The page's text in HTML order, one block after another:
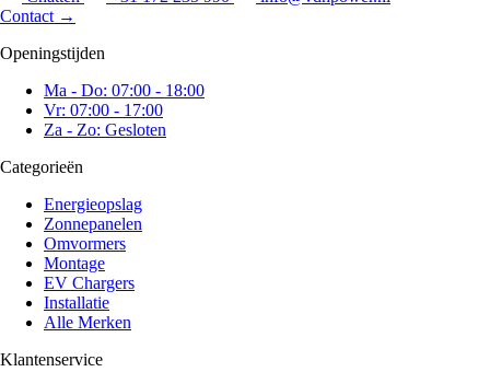
Contact →
Openingstijden
Ma - Do: 07:00 - 18:00
Vr: 07:00 - 17:00
Za - Zo: Gesloten
Categorieën
Energieopslag
Zonnepanelen
Omvormers
Montage
EV Chargers
Installatie
Alle Merken
Klantenservice